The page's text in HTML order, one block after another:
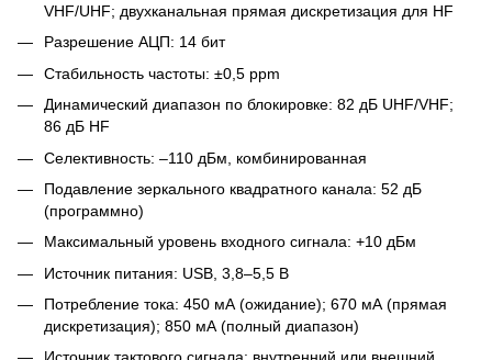
VHF/UHF; двухканальная прямая дискретизация для HF
Разрешение АЦП: 14 бит
Стабильность частоты: ±0,5 ppm
Динамический диапазон по блокировке: 82 дБ UHF/VHF;
86 дБ HF
Селективность: –110 дБм, комбинированная
Подавление зеркального квадратного канала: 52 дБ
(программно)
Максимальный уровень входного сигнала: +10 дБм
Источник питания: USB, 3,8–5,5 В
Потребление тока: 450 мА (ожидание); 670 мА (прямая
дискретизация); 850 мА (полный диапазон)